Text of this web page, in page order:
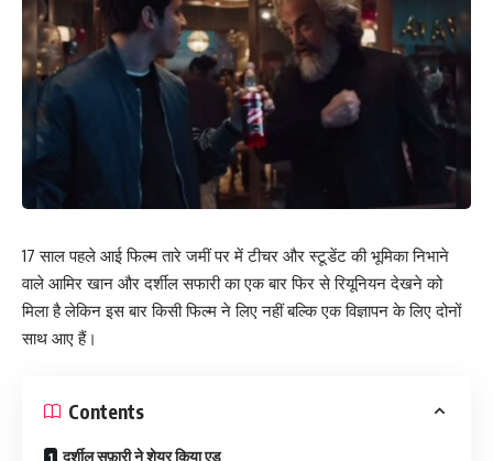
17 साल पहले आई फिल्म तारे जमीं पर में टीचर और स्टूडेंट की भूमिका निभाने
वाले आमिर खान और दर्शील सफारी का एक बार फिर से रियूनियन देखने को
मिला है लेकिन इस बार किसी फिल्म ने लिए नहीं बल्कि एक विज्ञापन के लिए दोनों
साथ आए हैं।
Contents
दर्शील सफ़ारी ने शेयर किया एड